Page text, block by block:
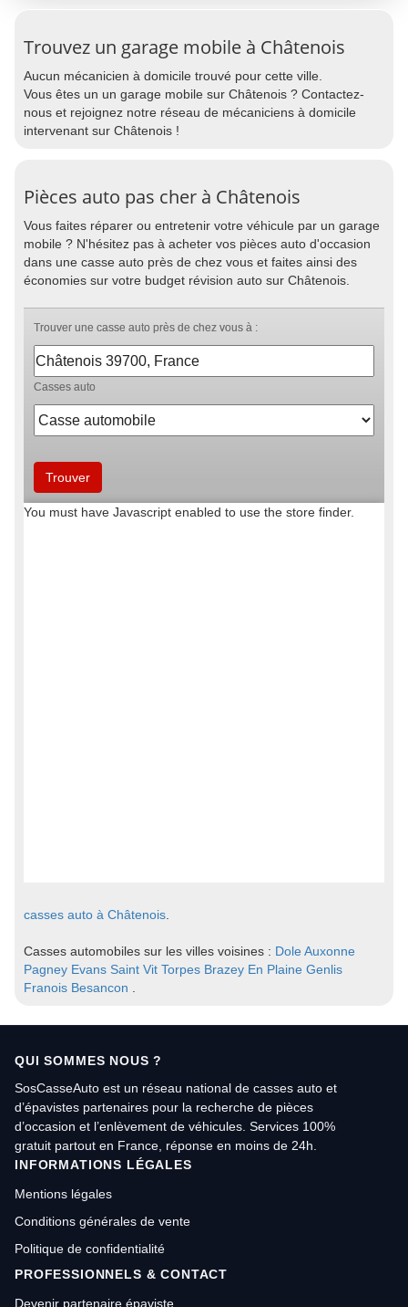
Trouvez un garage mobile à Châtenois
Aucun mécanicien à domicile trouvé pour cette ville.
Vous êtes un un garage mobile sur Châtenois ? Contactez-
nous et rejoignez notre réseau de mécaniciens à domicile
intervenant sur Châtenois !
Pièces auto pas cher à Châtenois
Vous faites réparer ou entretenir votre véhicule par un garage
mobile ? N'hésitez pas à acheter vos pièces auto d'occasion
dans une casse auto près de chez vous et faites ainsi des
économies sur votre budget révision auto sur Châtenois.
casses auto à Châtenois
Casses automobiles sur les villes voisines : Dole Auxonne
Pagney Evans Saint Vit Torpes Brazey En Plaine Genlis
Franois Besancon
QUI SOMMES NOUS ?
SosCasseAuto est un réseau national de casses auto et
d’épavistes partenaires pour la recherche de pièces
d’occasion et l’enlèvement de véhicules. Services 100%
gratuit partout en France, réponse en moins de 24h.
INFORMATIONS LÉGALES
Mentions légales
Conditions générales de vente
Politique de confidentialité
PROFESSIONNELS & CONTACT
Devenir partenaire épaviste